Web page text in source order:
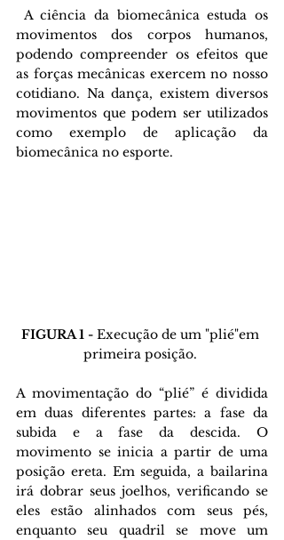
A ciência da biomecânica estuda os
movimentos dos corpos humanos,
podendo compreender os efeitos que
as forças mecânicas exercem no nosso
cotidiano. Na dança, existem diversos
movimentos que podem ser utilizados
como exemplo de aplicação da
biomecânica no esporte.
FIGURA 1 - Execução de um "plié"em
primeira posição.
A movimentação do “plié” é dividida
em duas diferentes partes: a fase da
subida e a fase da descida. O
movimento se inicia a partir de uma
posição ereta. Em seguida, a bailarina
irá dobrar seus joelhos, verificando se
eles estão alinhados com seus pés,
enquanto seu quadril se move um